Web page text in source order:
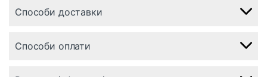
Способи доставки
Способи оплати